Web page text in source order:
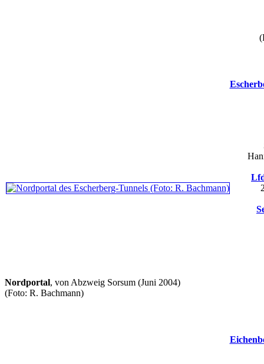
Nordportal, von Abzweig Sorsum (Juni 2004)
(Foto: R. Bachmann)